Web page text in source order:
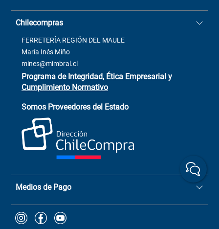
Términos y condiciones
Contacto
Venta Terreno
Trabaja con Nosotros
+56 9 6779 0465
+(73) 256
ChileCompras
+56 9 9888 9549
Casa Matriz: Avenida Chorrillos
2137 San Javier, Fono (73)
Chilecompras
FERRETERÍA REGIÓN DEL MAULE
María Inés Miño
mines@mimbral.cl
Programa de Integridad, Ética Empresarial y
Cumplimiento Normativo
Somos Proveedores del Estado
Medios de Pago